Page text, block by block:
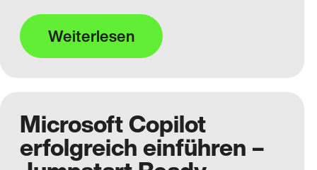
Weiterlesen
Microsoft Copilot
erfolgreich einführen –